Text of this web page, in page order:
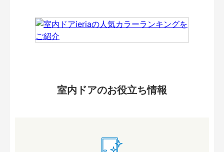
室内ドアのお役立ち情報